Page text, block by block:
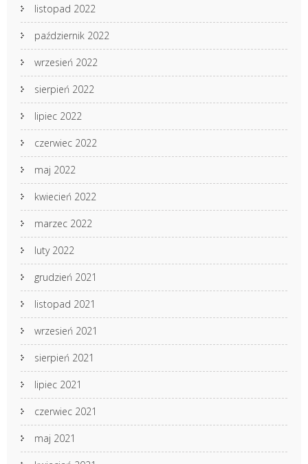
listopad 2022
październik 2022
wrzesień 2022
sierpień 2022
lipiec 2022
czerwiec 2022
maj 2022
kwiecień 2022
marzec 2022
luty 2022
grudzień 2021
listopad 2021
wrzesień 2021
sierpień 2021
lipiec 2021
czerwiec 2021
maj 2021